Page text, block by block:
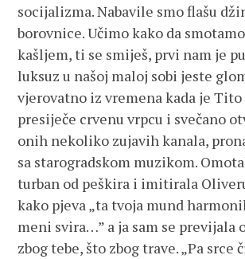
socijalizma. Nabavile smo flašu
borovnice. Učimo kako da
kašljem, ti se smiješ, prvi nam je
luksuz u našoj maloj sobi jeste
vjerovatno iz vremena kada je Tito
presiječe crvenu vrpcu i svečano
onih nekoliko zujavih kanala,
sa starogradskom muzikom.
turban od peškira i imitirala
kako pjeva „ta tvoja mund
meni svira…” a ja sam se previjala
zbog tebe, što zbog trave. „Pa srce